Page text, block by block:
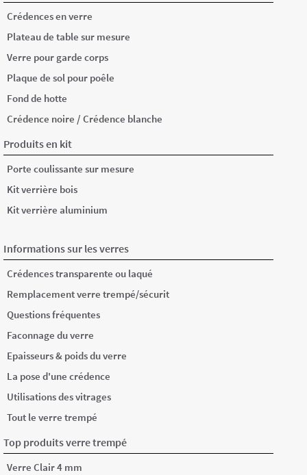
Crédences en verre
Plateau de table sur mesure
Verre pour garde corps
Plaque de sol pour poêle
Fond de hotte
Crédence noire / Crédence blanche
Produits en kit
Porte coulissante sur mesure
Kit verrière bois
Kit verrière aluminium
Informations sur les verres
Crédences transparente ou laqué
Remplacement verre trempé/sécurit
Questions fréquentes
Faconnage du verre
Epaisseurs & poids du verre
La pose d'une crédence
Utilisations des vitrages
Tout le verre trempé
Top produits verre trempé
Verre Clair 4 mm